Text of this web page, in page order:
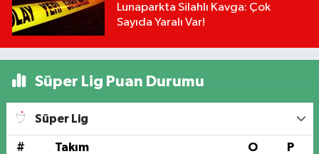
Lunaparkta Silahlı Kavga: Çok
Sayıda Yaralı Var!
Süper Lig Puan Durumu
Süper Lig
# Takım O P